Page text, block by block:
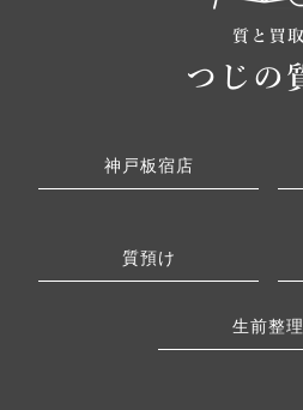
神戸板宿店
質預け
生前整理